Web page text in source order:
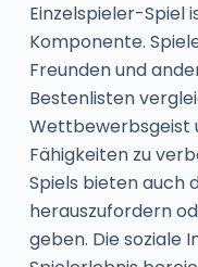
Einzelspieler-Spiel
Komponente.
Freunden und
Bestenlisten
Wettbewerbsgeist
Fähigkeiten zu
Spiels bieten auch
herauszufordern
geben. Die soziale